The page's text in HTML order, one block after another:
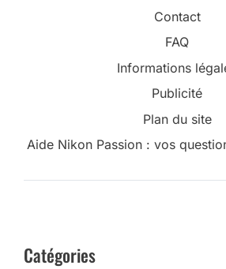
Contact
FAQ
Informations
Publicité
Plan du site
Aide Nikon Passion : vos
Catégories